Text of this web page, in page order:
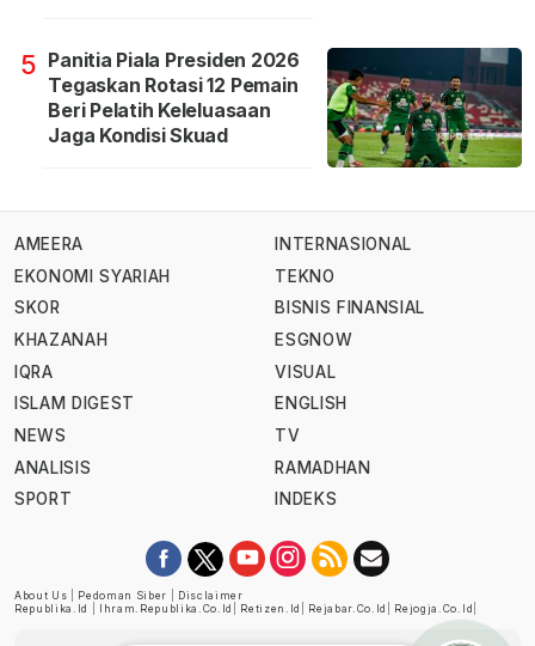
5 Panitia Piala Presiden 2026
Tegaskan Rotasi 12 Pemain
Beri Pelatih Keleluasaan
Jaga Kondisi Skuad
AMEERA
EKONOMI SYARIAH
SKOR
KHAZANAH
IQRA
ISLAM DIGEST
NEWS
ANALISIS
SPORT
INTERNASIONAL
TEKNO
BISNIS FINANSIAL
ESGNOW
VISUAL
ENGLISH
TV
RAMADHAN
INDEKS
About Us Pedoman Siber
Disclaimer
Republika.id
Ihram.republika.co.id Retizen.id Rejabar.co.id Rejogja.co.id